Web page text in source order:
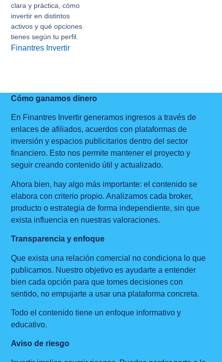
clara y práctica, cómo
invertir en distintos
activos y qué opciones
tienes según tu perfil.
Finantres Invertir
Cómo ganamos dinero
En Finantres Invertir generamos ingresos a través de
enlaces de afiliados, acuerdos con plataformas de
inversión y espacios publicitarios dentro del sector
financiero. Esto nos permite mantener el proyecto y
seguir creando contenido útil y actualizado.
Ahora bien, hay algo más importante: el contenido se
elabora con criterio propio. Analizamos cada broker,
producto o estrategia de forma independiente, sin que
exista influencia en nuestras valoraciones.
Transparencia y enfoque
Que exista una relación comercial no condiciona lo que
publicamos. Nuestro objetivo es ayudarte a entender
bien cada opción para que tomes decisiones con
sentido, no empujarte a usar una plataforma concreta.
Todo el contenido tiene un enfoque informativo y
educativo.
Aviso de riesgo